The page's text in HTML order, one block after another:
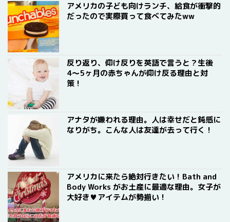
アメリカの子ども向けランチ、給食が衝撃的
だったので実際買って食べてみたww
反り返り、仰け反りを英語で言うと？生後
4〜5ヶ月の赤ちゃんが仰け反る理由と対
策！
アナタが嫌われる理由。人は幸せだと鈍感に
なりがち。こんな人は友達が去って行く！
アメリカに来たら絶対行きたい！Bath and
Body Works がお土産に最適な理由。女子が
大好き♥アイテムが勢揃い！